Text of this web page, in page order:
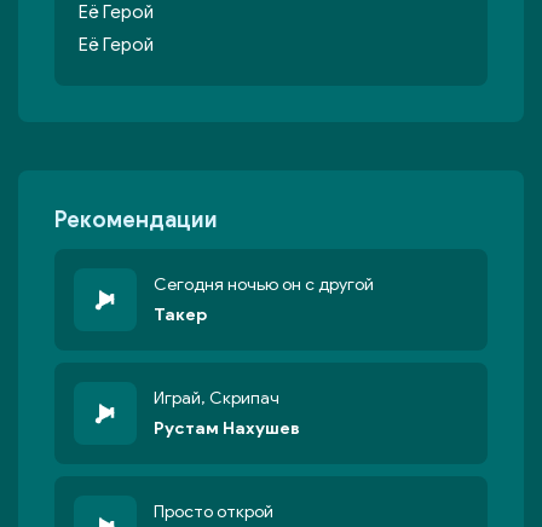
Её Герой
Её Герой
Рекомендации
Сегодня ночью он с другой
Такер
Играй, Скрипач
Рустам Нахушев
Просто открой